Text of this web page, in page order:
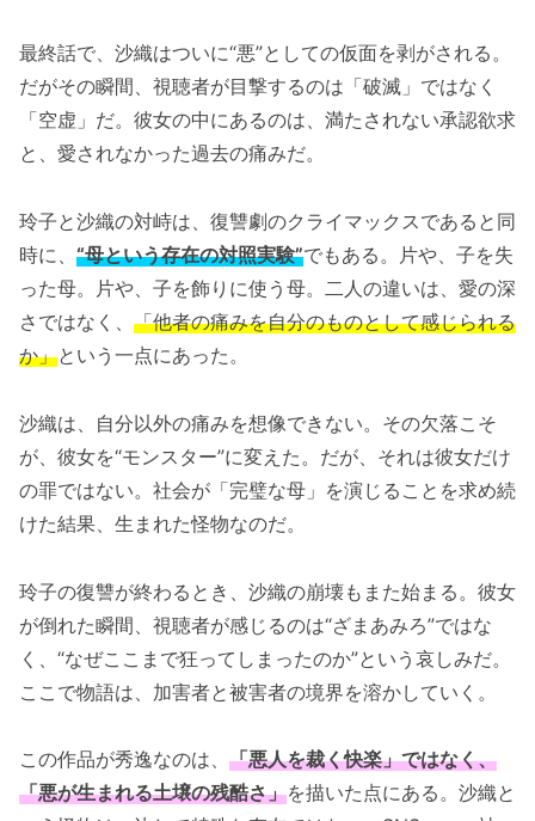
最終話で、沙織はついに“悪”としての仮面を剥がされる。
だがその瞬間、視聴者が目撃するのは「破滅」ではなく
「空虚」だ。彼女の中にあるのは、満たされない承認欲求
と、愛されなかった過去の痛みだ。
玲子と沙織の対峙は、復讐劇のクライマックスであると同
時に、 “母という存在の対照実験”でもある。片や、子を失
った母。片や、子を飾りに使う母。二人の違いは、愛の深
さではなく、 「他者の痛みを自分のものとして感じられる
か」という一点にあった。
沙織は、自分以外の痛みを想像できない。その欠落こそ
が、彼女を“モンスター”に変えた。だが、それは彼女だけ
の罪ではない。社会が「完璧な母」を演じることを求め続
けた結果、生まれた怪物なのだ。
玲子の復讐が終わるとき、沙織の崩壊もまた始まる。彼女
が倒れた瞬間、視聴者が感じるのは“ざまあみろ”ではな
く、“なぜここまで狂ってしまったのか”という哀しみだ。
ここで物語は、加害者と被害者の境界を溶かしていく。
この作品が秀逸なのは、 「悪人を裁く快楽」ではなく、
「悪が生まれる土壌の残酷さ」を描いた点にある。沙織と